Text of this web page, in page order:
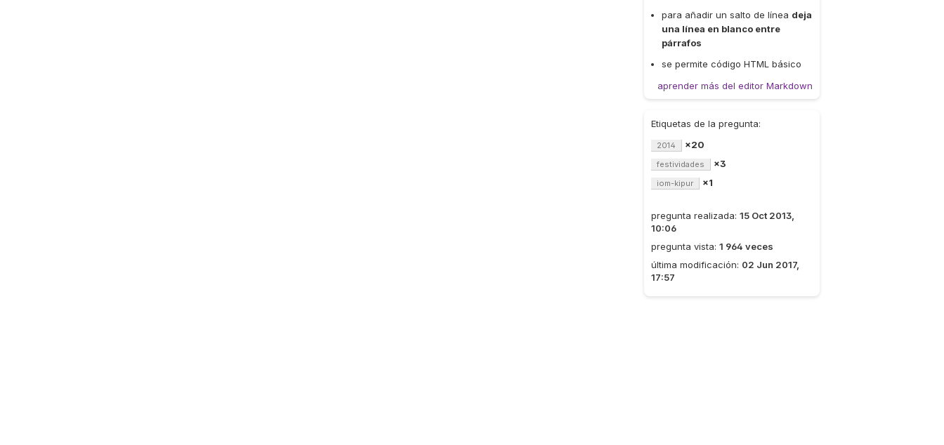
para añadir un salto de línea deja
una línea en blanco entre
párrafos
se permite código HTML básico
aprender más del editor Markdown
Etiquetas de la pregunta:
2014 ×20
festividades ×3
iom-kipur ×1
pregunta realizada: 15 Oct 2013,
10:06
pregunta vista: 1 964 veces
última modificación: 02 Jun 2017,
17:57